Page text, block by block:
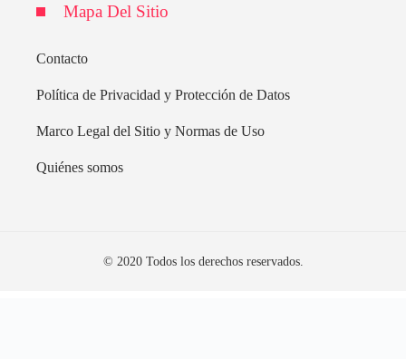
Mapa Del Sitio
Contacto
Política de Privacidad y Protección de Datos
Marco Legal del Sitio y Normas de Uso
Quiénes somos
© 2020 Todos los derechos reservados.